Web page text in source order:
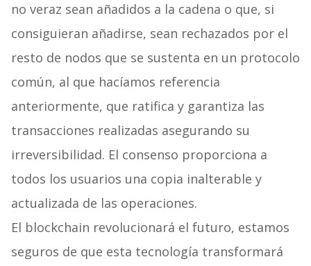
no veraz sean añadidos a la cadena o que, si
consiguieran añadirse, sean rechazados por el
resto de nodos que se sustenta en un protocolo
común, al que hacíamos referencia
anteriormente, que ratifica y garantiza las
transacciones realizadas asegurando su
irreversibilidad. El consenso proporciona a
todos los usuarios una copia inalterable y
actualizada de las operaciones.
El blockchain revolucionará el futuro, estamos
seguros de que esta tecnología transformará